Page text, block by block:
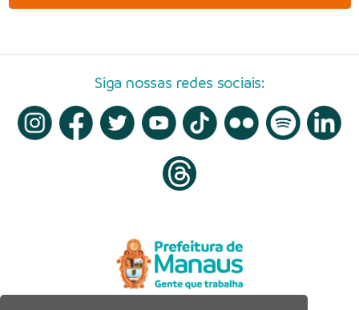
Siga nossas redes sociais: